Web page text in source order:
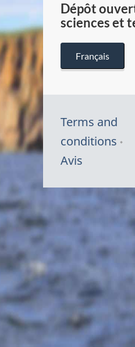
Dépôt
sciences et
Français
Terms and
conditions
Avis